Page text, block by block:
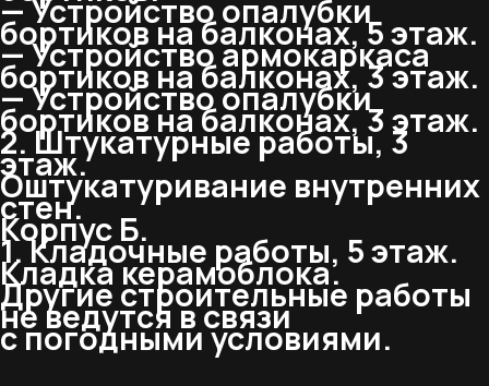
— Устройство опалубки
бортиков на балконах, 5 этаж.
— Устройство армокаркаса
бортиков на балконах, 3 этаж.
— Устройство опалубки
бортиков на балконах, 3 этаж.
2. Штукатурные работы, 3
этаж.
Оштукатуривание внутренних
стен.
Корпус Б.
1. Кладочные работы, 5 этаж.
Кладка керамоблока.
Другие строительные работы
не ведутся в связи
с погодными условиями.